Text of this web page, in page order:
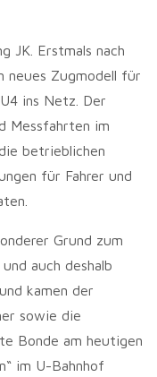
JK. Erstmals nach
neues Zugmodell für
ins Netz. Der
Messfahrten im
betrieblichen
für Fahrer und
Grund zum
auch deshalb
kamen der
sowie die
Bonde am heutigen
im U-Bahnhof